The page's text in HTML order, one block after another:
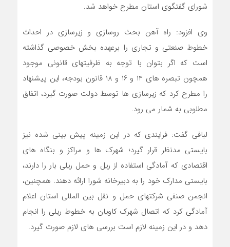
شورای گفتگوی استان مطرح خواهد شد.
وی افزود: راه آهن بحث روسازی و زیرسازی در احداث
خطوط صنعتی و تجاری را برعهده بخش خصوصی گذاشته
است که اگر بتوان با توجه به ظرفیتهای قانونی موجود
همچون تبصره های 14 و 16 و 18 قانون بودجه، این پیشنهاد
را مطرح کرد که زیرسازی ها توسط دولت صورت گیرد، اتفاق
مطلوبی به شمار می رود.
لبافی گفت: فرایندی که در این زمینه پیش بینی شده نیز
بایستی مدنظر قرار گیرد؛ شهرک ها و مراکز و بنگاه های
اقتصادی که آمادگی استفاده از ریل و حمل ریلی بار را دارند،
بایستی مدارک خود را به دبیرخانه شورا ارائه دهند. همچنین،
انجمن صنفی شرکتهای حمل و نقل بین المللی استان اعلام
آمادگی کرد که اتصال شهرک کاویان به خطوط ریلی را انجام
دهد و در این زمینه لازم است بررسی های لازم صورت گیرد.